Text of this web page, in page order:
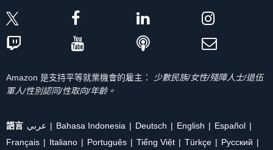
Amazon 是支持平等就業機會的雇主：
少數民族/女性/殘障人士/退伍
軍人/性別認同/性取向/年齡。
語言 عربي Bahasa Indonesia Deutsch English
Español
Français
Italiano Português Tiếng Việt Türkçe Ρусский